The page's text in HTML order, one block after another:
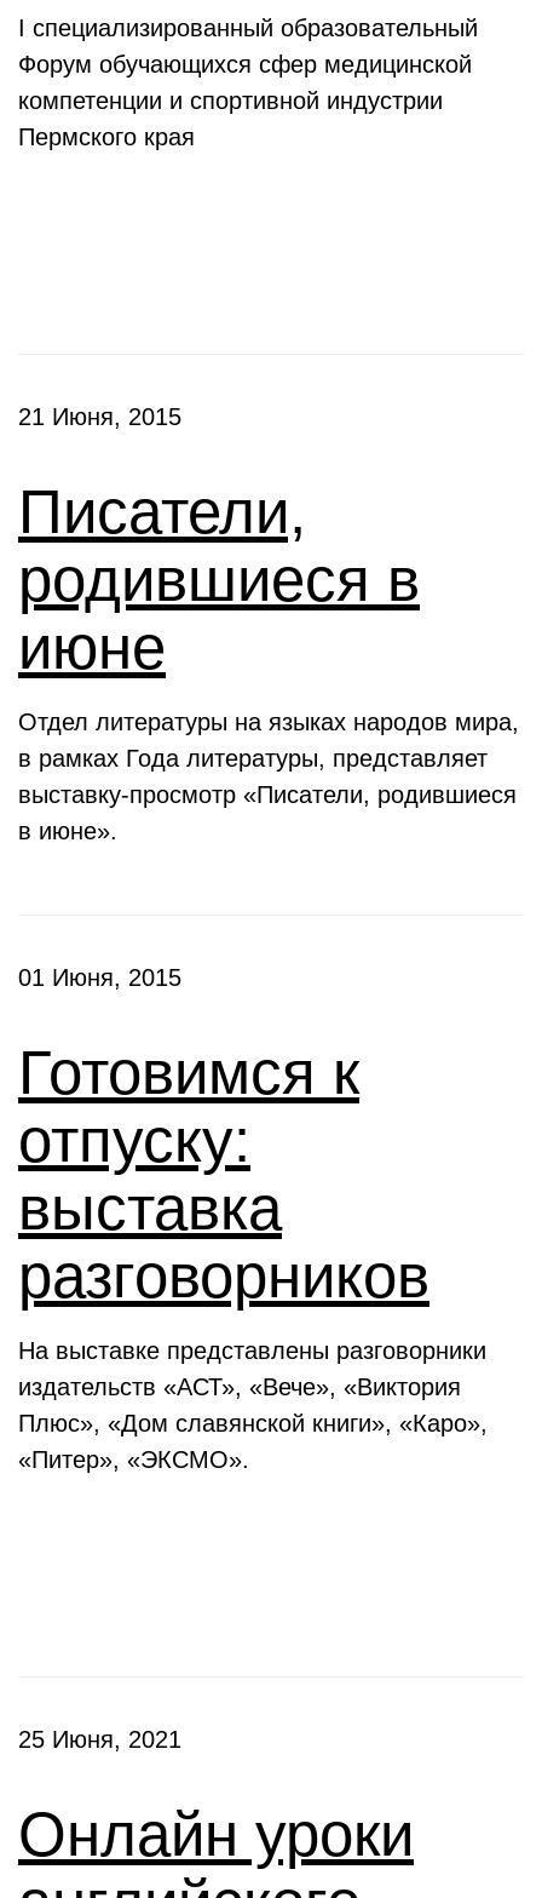
I специализированный образовательный
Форум обучающихся сфер медицинской
компетенции и спортивной индустрии
Пермского края
21 Июня, 2015
Писатели,
родившиеся в
июне
Отдел литературы на языках народов мира,
в рамках Года литературы, представляет
выставку-просмотр «Писатели, родившиеся
в июне».
01 Июня, 2015
Готовимся к
отпуску:
выставка
разговорников
На выставке представлены разговорники
издательств «АСТ», «Вече», «Виктория
Плюс», «Дом славянской книги», «Каро»,
«Питер», «ЭКСМО».
25 Июня, 2021
Онлайн уроки